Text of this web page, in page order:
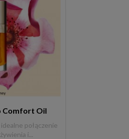
Comfort Oil
połączenie
i...